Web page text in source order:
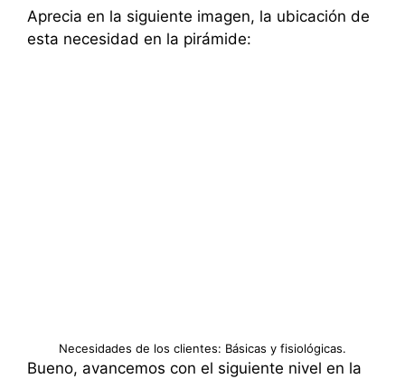
Aprecia en la siguiente imagen, la ubicación de
esta necesidad en la pirámide:
Necesidades de los clientes: Básicas y fisiológicas.
Bueno, avancemos con el siguiente nivel en la